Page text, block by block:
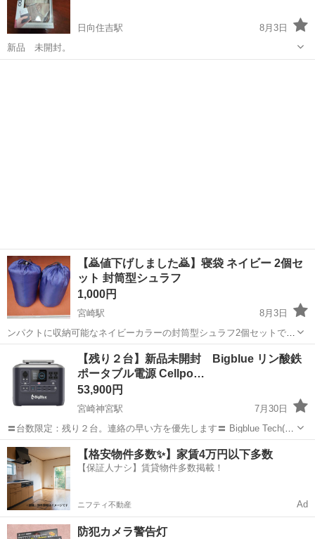
日向住吉駅
8月3日
新品 未開封。
【🙇値下げしました🙇】寝袋 ネイビー 2個セ
ット 封筒型シュラフ
1,000円
宮崎駅
8月3日
ンパクトに収納可能なネイビーカラーの封筒型シュラフ2個セットで
す。キャンプや車中泊での就寝スペース確保に最適です。 - タイプ: 封
筒型 - カラー: ネイビー - 数量: 2個 - 収納方法: ドローコード付き...
宮崎駅 防災、セキュリティ
【残り２台】新品未開封 Bigblue リン酸鉄
ポータブル電源 Cellpo…
53,900円
宮崎神宮駅
7月30日
〓台数限定：残り２台。連絡の早い方を優先します〓 Bigblue Tech(ビ
ッグブルーテック)のポータブル電源(1075Wh) CP1000です。 防災対応
品として今月(３月)購入したばかりです。 購入時のお買上証明書も
あ...
宮崎 宮崎市 宮崎神宮駅 防災、セキュリティ リン酸鉄
【格安物件多数✨】家賃4万円以下多数
【保証人ナシ】賃貸物件多数掲載！
ニフティ不動産 Ad
防犯カメラ警告灯